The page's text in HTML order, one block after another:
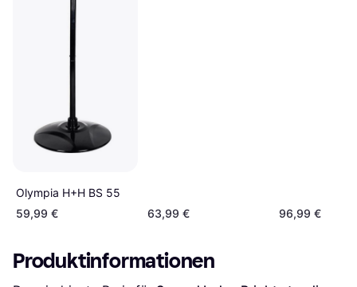
Olympia H+H BS 55
59,99 €
63,99 € 96,99 €
Produktinformationen